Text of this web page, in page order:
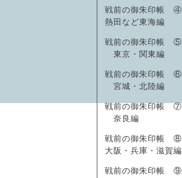
戦前の御朱印帳 ④
熱田など東海編
戦前の御朱印帳 ⑤
東京・関東編
戦前の御朱印帳 ⑥
宮城・北陸編
戦前の御朱印帳 ⑦
奈良編
戦前の御朱印帳 ⑧
大阪・兵庫・滋賀編
戦前の御朱印帳 ⑨